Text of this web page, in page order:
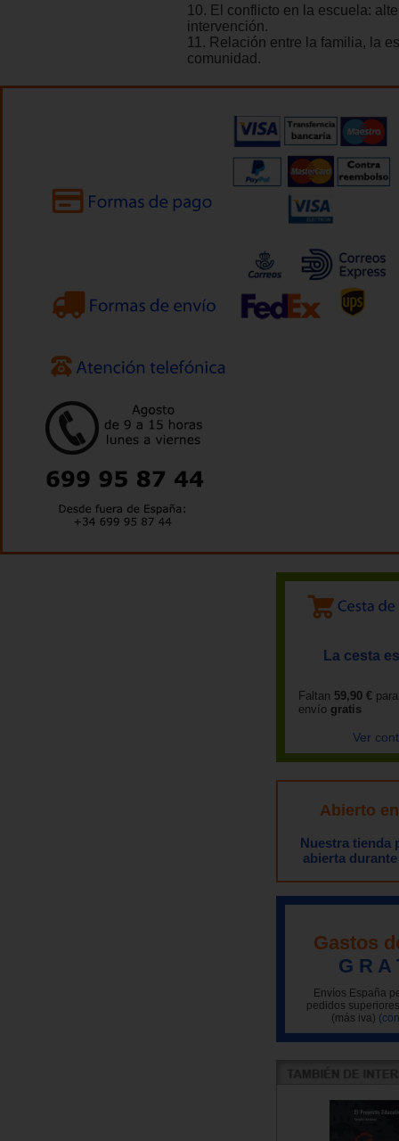
10. El conflicto en la escuela:
intervención.
11. Relación entre la familia, la
comunidad.
La cesta
Faltan 59,90 €
envío gratis
Ver
Abierto
Nuestra tienda
abierta
Gastos
G R A
Envíos España
pedidos
(más iva)